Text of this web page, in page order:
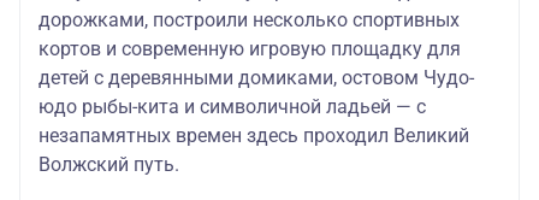
дорожками, построили несколько спортивных
кортов и современную игровую площадку для
детей с деревянными домиками, остовом Чудо-
юдо рыбы-кита и символичной ладьей — с
незапамятных времен здесь проходил Великий
Волжский путь.